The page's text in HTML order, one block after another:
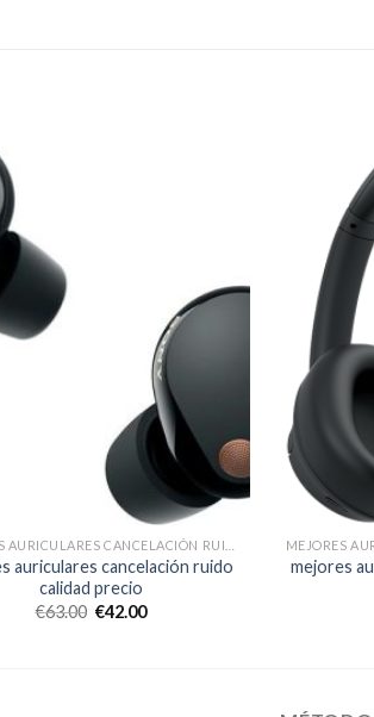
auriculares cancelación ruido
calidad precio
€63.00 €42.00
mejores